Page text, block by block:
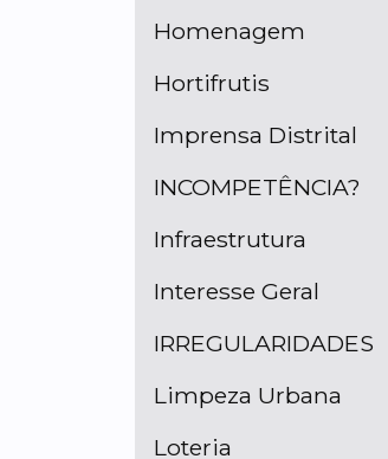
Homenagem
Hortifrutis
Imprensa Distrital
INCOMPETÊNCIA?
Infraestrutura
Interesse Geral
IRREGULARIDADES
Limpeza Urbana
Loteria